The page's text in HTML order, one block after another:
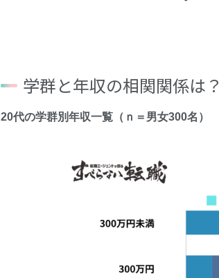
学群と年収の相関関係は？
20代の学群別年収一覧（ｎ＝男女300名）